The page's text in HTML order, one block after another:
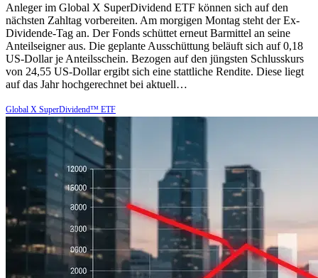
Anleger im Global X SuperDividend ETF können sich auf den
nächsten Zahltag vorbereiten. Am morgigen Montag steht der Ex-
Dividende-Tag an. Der Fonds schüttet erneut Barmittel an seine
Anteilseigner aus. Die geplante Ausschüttung beläuft sich auf 0,18
US-Dollar je Anteilsschein. Bezogen auf den jüngsten Schlusskurs
von 24,55 US-Dollar ergibt sich eine stattliche Rendite. Diese liegt
auf das Jahr hochgerechnet bei aktuell…
Global X SuperDividend™ ETF